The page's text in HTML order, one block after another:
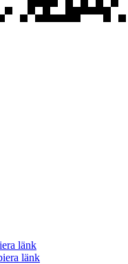
länk
länk